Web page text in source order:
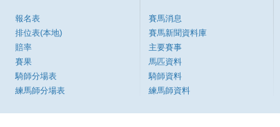
報名表
排位表(本地)
賠率
賽果
騎師分場表
練馬師分場表
賽馬消息
賽馬新聞資料庫
主要賽事
馬匹資料
騎師資料
練馬師資料